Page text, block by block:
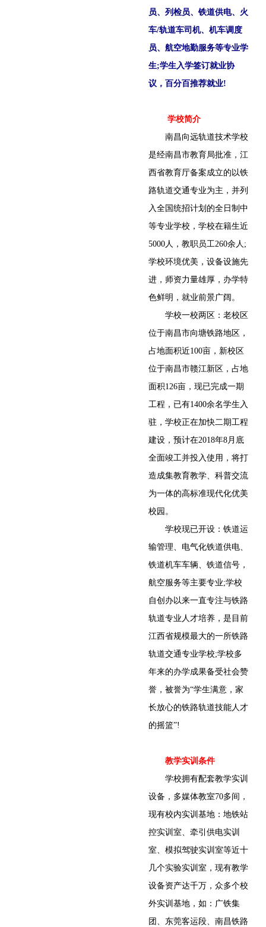
员、列检员、铁道供电、火
车/轨道车司机、机车调度
员、航空地勤服务等专业学
生;学生入学签订就业协
议，百分百推荐就业!
学校简介
南昌向远轨道技术学校
是经南昌市教育局批准，江
西省教育厅备案成立的以铁
路轨道交通专业为主，并列
入全国统招计划的全日制中
等专业学校，学校在籍生近
5000人，教职员工260余人;
学校环境优美，设备设施先
进，师资力量雄厚，办学特
色鲜明，就业前景广阔。
学校一校两区：老校区
位于南昌市向塘铁路地区，
占地面积近100亩，新校区
位于南昌市赣江新区，占地
面积126亩，现已完成一期
工程，已有1400余名学生入
驻，学校正在加快二期工程
建设，预计在2018年8月底
全面竣工并投入使用，将打
造成集教育教学、科普交流
为一体的高标准现代化优美
校园。
学校现已开设：铁道运
输管理、电气化铁道供电、
铁道机车车辆、铁道信号，
航空服务等主要专业;学校
自创办以来一直专注与铁路
轨道专业人才培养，是目前
江西省规模最大的一所铁路
轨道交通专业学校;学校多
年来的办学成果备受社会赞
誉，被誉为“学生满意，家
长放心的铁路轨道技能人才
的摇篮”!
教学实训条件
学校拥有配套教学实训
设备，多媒体教室70多间，
现有校内实训基地：地铁站
控实训室、牵引供电实训
室、模拟驾驶实训室等近十
几个实验实训室，现有教学
设备资产达千万，众多个校
外实训基地，如：广铁集
团、东莞客运段、南昌铁路